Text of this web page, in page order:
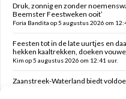
Druk, zonnig en zonder
Beemster Feestweken ooit’
Foria Bandita op 5 augustus 2026 om
Feesten tot in de late uurtjes en
hekken kaaltrekken, doeken
Kim op 5 augustus 2026 om 12:41 uur.
Zaanstreek-Waterland biedt